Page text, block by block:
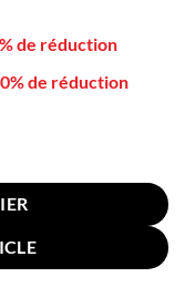
de réduction
de réduction
60x60cm Rouge